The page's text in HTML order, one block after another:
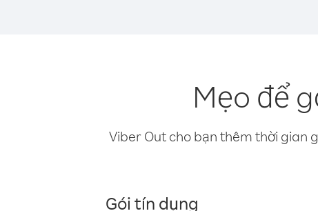
Mẹo để
Viber Out cho bạn thêm thời gian
Gói tín dụng